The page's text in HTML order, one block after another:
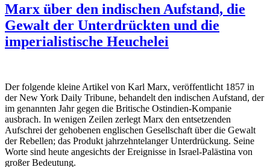
Marx über den indischen Aufstand, die
Gewalt der Unterdrückten und die
imperialistische Heuchelei
Der folgende kleine Artikel von Karl Marx, veröffentlicht 1857 in
derNew York Daily Tribune, behandelt den indischen Aufstand, der
im genannten Jahr gegen die Britische Ostindien-Kompanie
ausbrach. In wenigen Zeilen zerlegt Marx den entsetzenden
Aufschrei der gehobenen englischen Gesellschaft über die Gewalt
der Rebellen; das Produkt jahrzehntelanger Unterdrückung. Seine
Worte sind heute angesichts der Ereignisse in Israel-Palästina von
großer Bedeutung.